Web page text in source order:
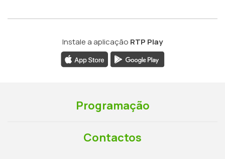
Instale a aplicação RTP Play
Programação
Contactos